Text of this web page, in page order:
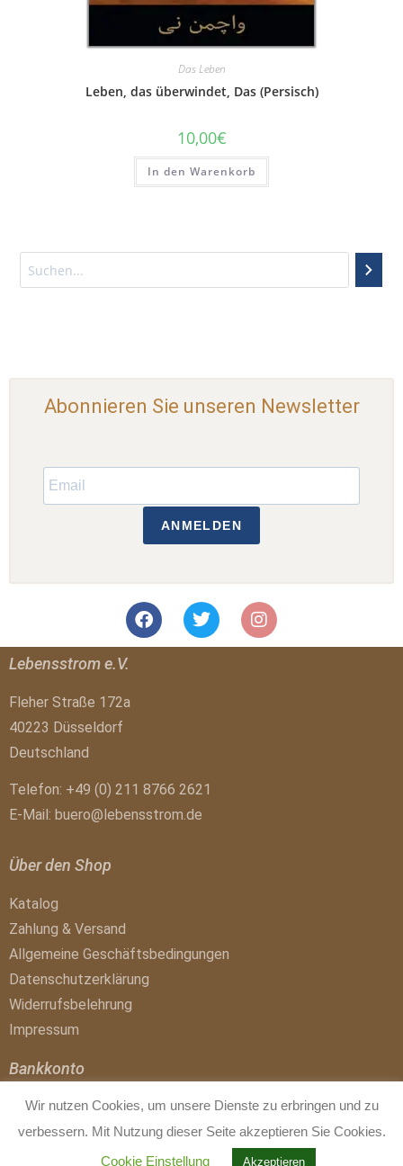
Das Leben
Leben, das überwindet, Das (Persisch)
10,00€
In den Warenkorb
Abonnieren Sie unseren Newsletter
ANMELDEN
Lebensstrom e.V.
Fleher Straße 172a
40223 Düsseldorf
Deutschland
Telefon: +49 (0) 211 8766 2621
E-Mail: buero@lebensstrom.de
Über den Shop
Katalog
Zahlung & Versand
Allgemeine Geschäftsbedingungen
Datenschutzerklärung
Widerrufsbelehrung
Impressum
Bankkonto
Buchhandlungskonto
IBAN: DE41 1007 0024 0017 4300 01
BIC: DEUTDEDBBER
Wir nutzen Cookies, um unsere Dienste zu erbringen und zu
verbessern. Mit Nutzung dieser Seite akzeptieren Sie Cookies.
Cookie Einstellung
Akzeptieren